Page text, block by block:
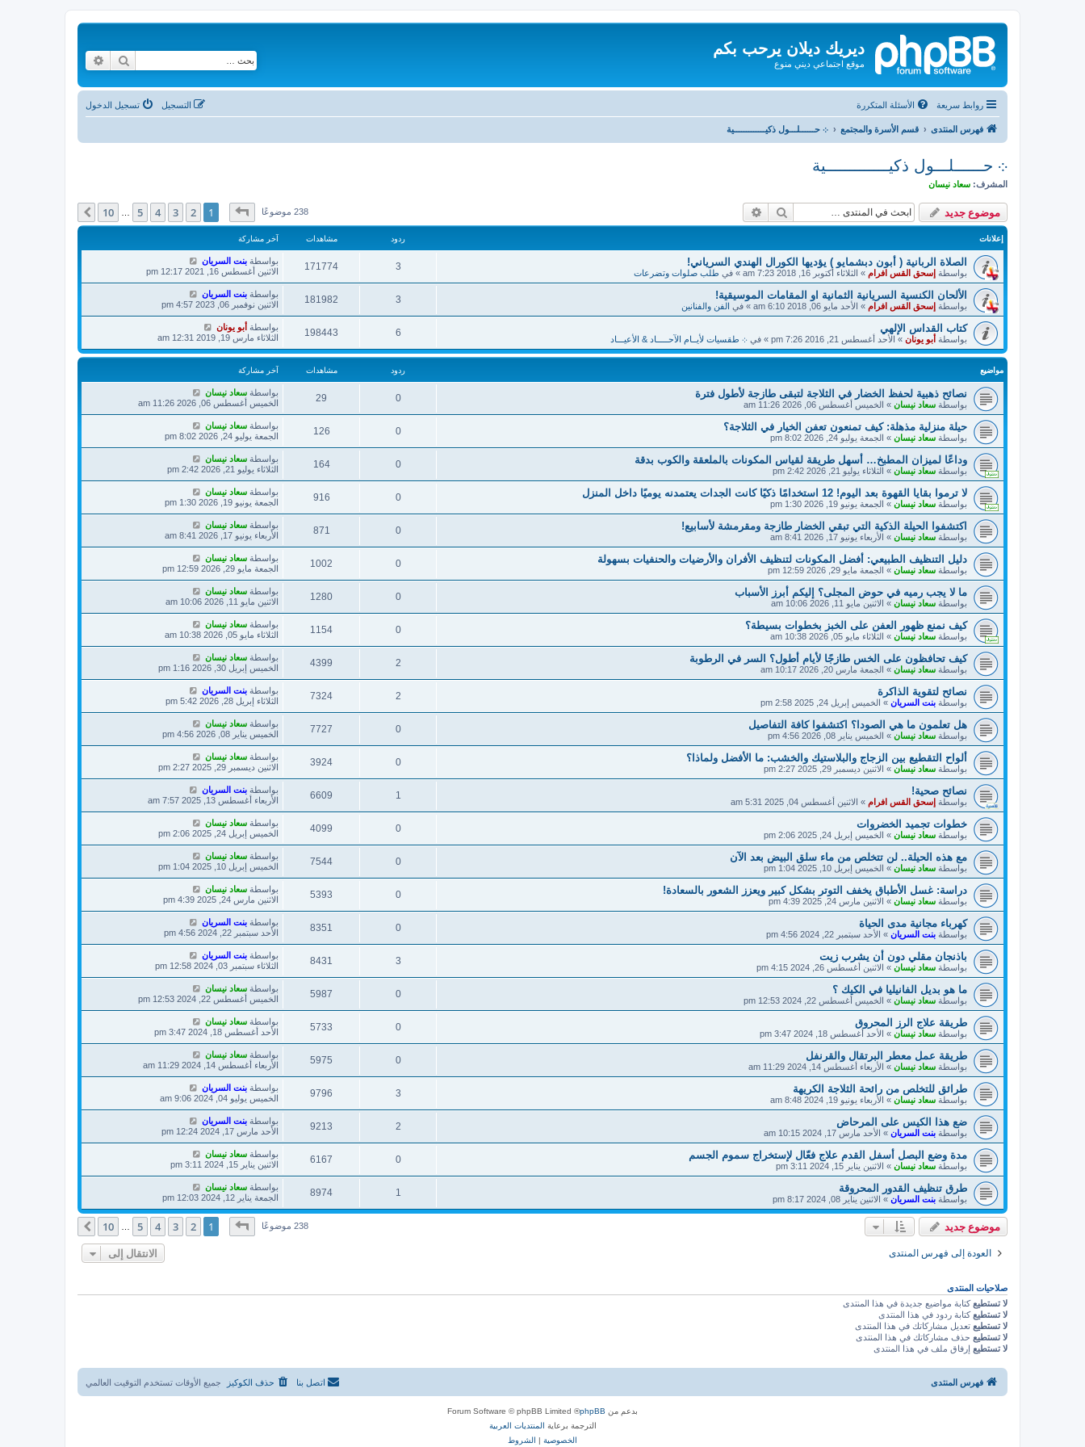
ديريك ديلان يرحب بكم
موقع اجتماعي ديني منوع بحث
روابط سريعة الأسئلة المتكررة تسجيل الدخول التسجيل
فهرس المنتدى قسم الأسرة والمجتمع ܀ حــــــلـــول ذكيـــــــــــــية
܀ حــــــلـــول ذكيـــــــــــــية
المشرف: سعاد نيسان
موضوع جديد بحث 238 موضوعًاصفحة1 من10
1
2
3
4
5
10 التالي
إعلانات ردود مشاهدات آخر مشاركة
الصلاة الربانية ( أبون دبشمايو ) يؤديها الكورال الهندي السرياني!
بواسطة إسحق القس افرام » الثلاثاء أكتوبر 16, 2018 7:23 am » في طلب صلوات وتضرعات
3
171774 بواسطة بنت السريان
الاثنين أغسطس 16, 2021 12:17 pm
الألحان الكنسية السريانية الثمانية او المقامات الموسيقية!
بواسطة إسحق القس افرام » الأحد مايو 06, 2018 6:10 am » في الفن والفنانين
3
181982 بواسطة بنت السريان
الاثنين نوفمبر 06, 2023 4:57 pm
كتاب القداس الإلهي
بواسطة أبو يونان » الأحد أغسطس 21, 2016 7:26 pm » في ܀ طقسيات لأيــام الآحـــــاد & الأعيـــاد
6
198443 بواسطة أبو يونان
الثلاثاء مارس 19, 2019 12:31 am
مواضيع ردود مشاهدات آخر مشاركة
نصائح ذهبية لحفظ الخضار في الثلاجة لتبقى طازجة لأطول فترة
بواسطة سعاد نيسان » الخميس أغسطس 06, 2026 11:26 am
0
29 بواسطة سعاد نيسان
الخميس أغسطس 06, 2026 11:26 am
حيلة منزلية مذهلة: كيف تمنعون تعفن الخيار في الثلاجة؟
بواسطة سعاد نيسان » الجمعة يوليو 24, 2026 8:02 pm
0
126 بواسطة سعاد نيسان
الجمعة يوليو 24, 2026 8:02 pm
وداعًا لميزان المطبخ… أسهل طريقة لقياس المكونات بالملعقة والكوب بدقة
بواسطة سعاد نيسان » الثلاثاء يوليو 21, 2026 2:42 pm
0
164 بواسطة سعاد نيسان
الثلاثاء يوليو 21, 2026 2:42 pm
لا ترموا بقايا القهوة بعد اليوم! 12 استخدامًا ذكيًا كانت الجدات يعتمدنه يوميًا داخل المنزل
بواسطة سعاد نيسان » الجمعة يونيو 19, 2026 1:30 pm
0
916 بواسطة سعاد نيسان
الجمعة يونيو 19, 2026 1:30 pm
اكتشفوا الحيلة الذكية التي تبقي الخضار طازجة ومقرمشة لأسابيع!
بواسطة سعاد نيسان » الأربعاء يونيو 17, 2026 8:41 am
0
871 بواسطة سعاد نيسان
الأربعاء يونيو 17, 2026 8:41 am
دليل التنظيف الطبيعي: أفضل المكونات لتنظيف الأفران والأرضيات والحنفيات بسهولة
بواسطة سعاد نيسان » الجمعة مايو 29, 2026 12:59 pm
0
1002 بواسطة سعاد نيسان
الجمعة مايو 29, 2026 12:59 pm
ما لا يجب رميه في حوض المجلى؟ إليكم أبرز الأسباب
بواسطة سعاد نيسان » الاثنين مايو 11, 2026 10:06 am
0
1280 بواسطة سعاد نيسان
الاثنين مايو 11, 2026 10:06 am
كيف نمنع ظهور العفن على الخبز بخطوات بسيطة؟
بواسطة سعاد نيسان » الثلاثاء مايو 05, 2026 10:38 am
0
1154 بواسطة سعاد نيسان
الثلاثاء مايو 05, 2026 10:38 am
كيف تحافظون على الخس طازجًا لأيام أطول؟ السر في الرطوبة
بواسطة سعاد نيسان » الجمعة مارس 20, 2026 10:17 am
2
4399 بواسطة سعاد نيسان
الخميس إبريل 30, 2026 1:16 pm
نصائح لتقوية الذاكرة
بواسطة بنت السريان » الخميس إبريل 24, 2025 2:58 pm
2
7324 بواسطة بنت السريان
الثلاثاء إبريل 28, 2026 5:42 pm
هل تعلمون ما هي الصودا؟ اكتشفوا كافة التفاصيل
بواسطة سعاد نيسان » الخميس يناير 08, 2026 4:56 pm
0
7727 بواسطة سعاد نيسان
الخميس يناير 08, 2026 4:56 pm
ألواح التقطيع بين الزجاج والبلاستيك والخشب: ما الأفضل ولماذا؟
بواسطة سعاد نيسان » الاثنين ديسمبر 29, 2025 2:27 pm
0
3924 بواسطة سعاد نيسان
الاثنين ديسمبر 29, 2025 2:27 pm
نصائح صحية!
بواسطة إسحق القس افرام » الاثنين أغسطس 04, 2025 5:31 am
1
6609 بواسطة بنت السريان
الأربعاء أغسطس 13, 2025 7:57 am
خطوات تجميد الخضروات
بواسطة سعاد نيسان » الخميس إبريل 24, 2025 2:06 pm
0
4099 بواسطة سعاد نيسان
الخميس إبريل 24, 2025 2:06 pm
مع هذه الحيلة.. لن تتخلص من ماء سلق البيض بعد الآن
بواسطة سعاد نيسان » الخميس إبريل 10, 2025 1:04 pm
0
7544 بواسطة سعاد نيسان
الخميس إبريل 10, 2025 1:04 pm
دراسة: غسل الأطباق يخفف التوتر بشكل كبير ويعزز الشعور بالسعادة!
بواسطة سعاد نيسان » الاثنين مارس 24, 2025 4:39 pm
0
5393 بواسطة سعاد نيسان
الاثنين مارس 24, 2025 4:39 pm
كهرباء مجانية مدى الحياة
بواسطة بنت السريان » الأحد سبتمبر 22, 2024 4:56 pm
0
8351 بواسطة بنت السريان
الأحد سبتمبر 22, 2024 4:56 pm
باذنجان مقلي دون أن يشرب زيت
بواسطة سعاد نيسان » الاثنين أغسطس 26, 2024 4:15 pm
3
8431 بواسطة بنت السريان
الثلاثاء سبتمبر 03, 2024 12:58 pm
ما هو بديل الفانيليا في الكيك ؟
بواسطة سعاد نيسان » الخميس أغسطس 22, 2024 12:53 pm
0
5987 بواسطة سعاد نيسان
الخميس أغسطس 22, 2024 12:53 pm
طريقة علاج الرز المحروق
بواسطة سعاد نيسان » الأحد أغسطس 18, 2024 3:47 pm
0
5733 بواسطة سعاد نيسان
الأحد أغسطس 18, 2024 3:47 pm
طريقة عمل معطر البرتقال والقرنفل
بواسطة سعاد نيسان » الأربعاء أغسطس 14, 2024 11:29 am
0
5975 بواسطة سعاد نيسان
الأربعاء أغسطس 14, 2024 11:29 am
طرائق للتخلص من رائحة الثلاجة الكريهة
بواسطة سعاد نيسان » الأربعاء يونيو 19, 2024 8:48 am
3
9796 بواسطة بنت السريان
الخميس يوليو 04, 2024 9:06 am
ضع هذا الكيس على المرحاض
بواسطة بنت السريان » الأحد مارس 17, 2024 10:15 am
2
9213 بواسطة بنت السريان
الأحد مارس 17, 2024 12:24 pm
مدة وضع البصل أسفل القدم علاج فعّال لإستخراج سموم الجسم
بواسطة سعاد نيسان » الاثنين يناير 15, 2024 3:11 pm
0
6167 بواسطة سعاد نيسان
الاثنين يناير 15, 2024 3:11 pm
طرق تنظيف القدور المحروقة
بواسطة بنت السريان » الاثنين يناير 08, 2024 8:17 pm
1
8974 بواسطة سعاد نيسان
الجمعة يناير 12, 2024 12:03 pm
موضوع جديد 238 موضوعًاصفحة1 من10
1
2
3
4
5
10 التالي
العودة إلى فهرس المنتدى الانتقال إلى
صلاحيات المنتدى
لا تستطيع كتابة مواضيع جديدة في هذا المنتدى
لا تستطيع كتابة ردود في هذا المنتدى
لا تستطيع تعديل مشاركاتك في هذا المنتدى
لا تستطيع حذف مشاركاتك في هذا المنتدى
لا تستطيع إرفاق ملف في هذا المنتدى
فهرس المنتدى جميع الأوقات تستخدم التوقيت العالمي حذف الكوكيز اتصل بنا
بدعم من phpBB
® Forum Software © phpBB Limited
الترجمة برعاية المنتديات العربية
الخصوصية | الشروط